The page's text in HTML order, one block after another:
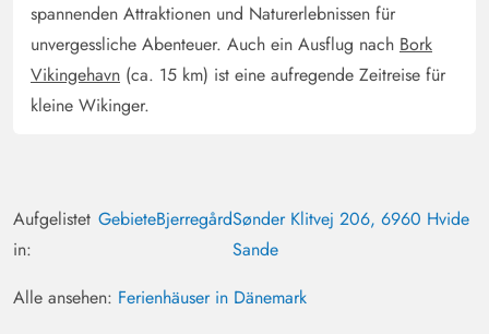
Irene Scharre
Deutschland
5 von 5
5 von 5
5 out of 5
18/09/2024
Ich war jetzt schon das 2. Mal in diesem netten kleinen
Das Haus ist sehr gemütlich, persönlich und ein bisschen
"wie früher" eingerichtet. Es fehlt an nichts, wenn man
würde dort gern noch mal schöne Tage verbringen, egal
spannenden Attraktionen und Naturerlebnissen für
unvergessliche Abenteuer. Auch ein Ausflug nach Bork
Vikingehavn (ca. 15 km) ist eine aufregende Zeitreise für
kleine Wikinger.
Aufgelistet
in:
GebieteBjerregårdSønder Klitvej 206, 6960 Hvide
Sande
Alle ansehen: Ferienhäuser in Dänemark